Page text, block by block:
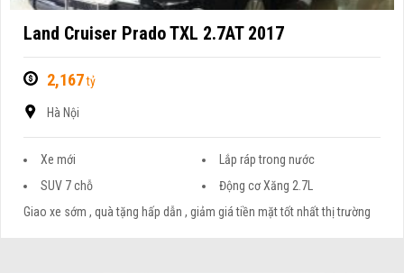
Land Cruiser Prado TXL 2.7AT 2017
2,167tỷ
Hà Nội
Xe mới
Lắp ráp trong nước
SUV 7 chỗ
Động cơ Xăng 2.7L
Giao xe sớm , quà tặng hấp dẫn , giảm giá tiền mặt tốt nhất thị trường